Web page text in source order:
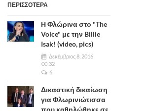
ΠΕΡΙΣΣΟΤΕΡΑ
Η Φλώρινα στο "The
Voice" με την Billie
Isak! (video, pics)
Δεκέμβριος 8, 2016
00:32
6
Δικαστική δικαίωση
για Φλωρινιώτισσα
που καθηλώθηκε σε